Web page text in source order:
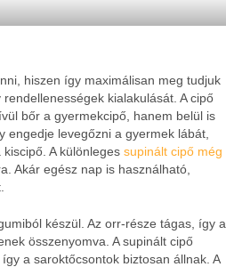
hiszen így maximálisan meg tudjuk
kialakulását. A cipő
bőr a gyermekcipő, hanem belül is
engedje levegőzni a gyermek lábát,
kiscipő. A különlegessupinált cipő még
Akár egész nap is használható,
készül. Az orr-része tágas, így a
összenyomva. A supinált cipő
a saroktőcsontok biztosan állnak. A